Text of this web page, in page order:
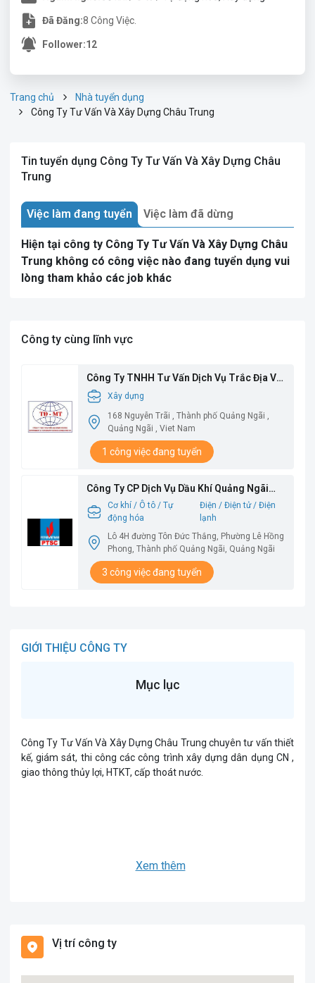
Đã Đăng:8 Công Việc.
Follower:12
Trang chủ
Nhà tuyển dụng
Công Ty Tư Vấn Và Xây Dựng Châu Trung
Tin tuyển dụng Công Ty Tư Vấn Và Xây Dựng Châu
Trung
Việc làm đang tuyển Việc làm đã dừng
Hiện tại công ty Công Ty Tư Vấn Và Xây Dựng Châu
Trung không có công việc nào đang tuyển dụng vui
lòng tham khảo các job khác
Công ty cùng lĩnh vực
Công Ty TNHH Tư Vấn Dịch Vụ Trắc Địa Và
Môi Trường
Xây dựng
168 Nguyễn Trãi , Thành phố Quảng Ngãi ,
Quảng Ngãi , Viet Nam
1 công việc đang tuyển
Công Ty CP Dịch Vụ Dầu Khí Quảng Ngãi
PTSCCơ khí / Ô tô / Tự
động hóa
Điện / Điện tử / Điện
lạnh
Lô 4H đường Tôn Đức Thắng, Phường Lê Hồng
Phong, Thành phố Quảng Ngãi, Quảng Ngãi
3 công việc đang tuyển
GIỚI THIỆU CÔNG TY
Mục lục
Công Ty Tư Vấn Và Xây Dựng Châu Trung chuyên tư vấn thiết
kế, giám sát, thi công các công trình xây dựng dân dụng CN ,
giao thông thủy lợi, HTKT, cấp thoát nước.
Xem thêm
Vị trí công ty